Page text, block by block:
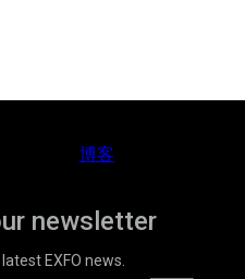
博客
newsletter
EXFO news.